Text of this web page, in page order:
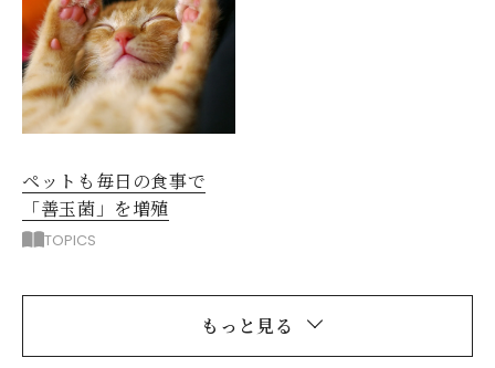
ペットも毎日の食事で
「善玉菌」を増殖
TOPICS
もっと見る